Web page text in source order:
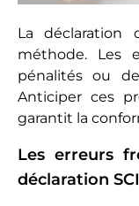
La déclaration
méthode. Les
pénalités ou
Anticiper ces
garantit la
Les erreurs
déclaration